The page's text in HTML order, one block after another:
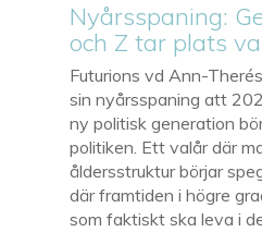
Nyårsspaning:
och Z tar plats
Futurions vd Ann-
sin nyårsspaning att
ny politisk generation
politiken. Ett valår där
åldersstruktur börjar
där framtiden i högre
som faktiskt ska leva i